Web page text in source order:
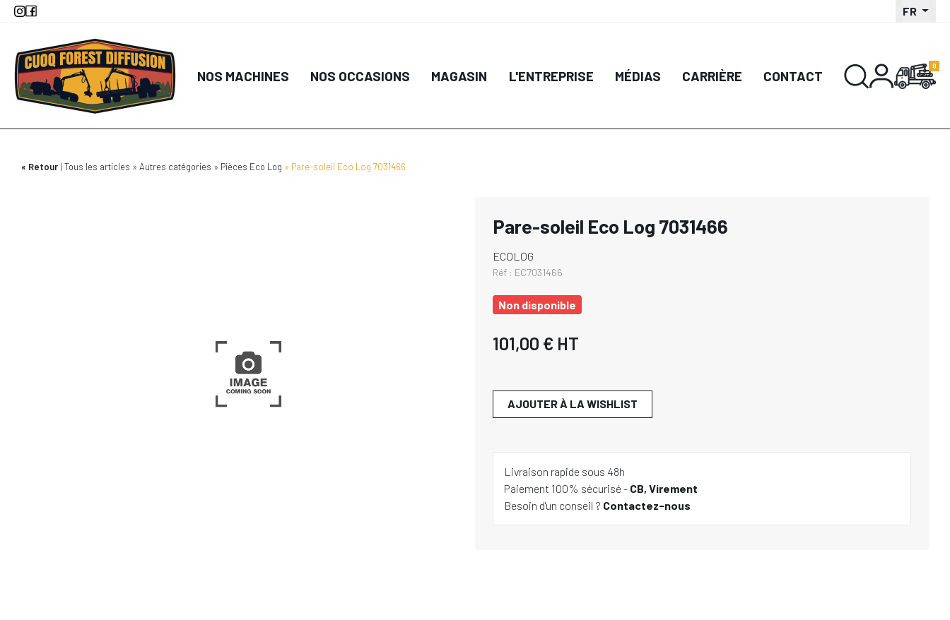
Aller
principal
FR
NOS MACHINES NOS OCCASIONS MAGASIN L'ENTREPRISE MÉDIAS CARRIÈRE CONTACT
Retour Tous les articles Autres catégories Pièces Eco Log Pare-soleil Eco Log 7031466
Pare-soleil Eco Log 7031466
ECOLOG
Réf : EC7031466
Non disponible
101,00 € HT
AJOUTER À LA WISHLIST
Livraison rapide sous 48h
Paiement 100% sécurisé - CB, Virement
Besoin d'un conseil ? Contactez-nous